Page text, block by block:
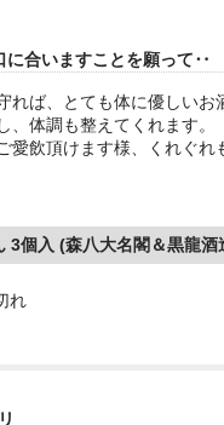
に合いますことを願って‥
れば、とても体に優しいお
、体調も整えてくれます。
愛飲頂けます様、くれぐれ
3個入 (森八大名閣＆黒龍酒
れ